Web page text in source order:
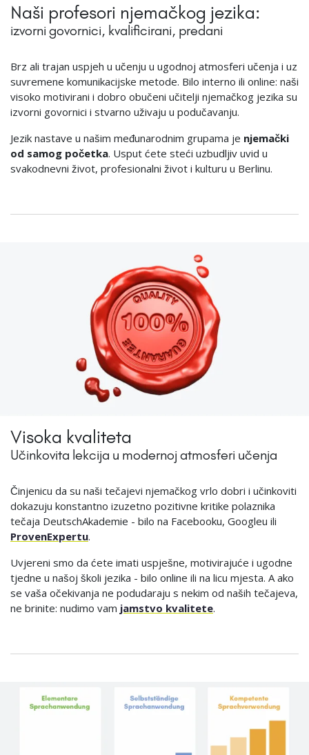
Naši profesori njemačkog jezika:
izvorni govornici, kvalificirani, predani
Brz ali trajan uspjeh u učenju u ugodnoj atmosferi učenja i uz
suvremene komunikacijske metode. Bilo interno ili online: naši
visoko motivirani i dobro obučeni učitelji njemačkog jezika su
izvorni govornici i stvarno uživaju u podučavanju.
Jezik nastave u našim međunarodnim grupama je njemački
od samog početka. Usput ćete steći uzbudljiv uvid u
svakodnevni život, profesionalni život i kulturu u Berlinu.
Visoka kvaliteta
Učinkovita lekcija u modernoj atmosferi učenja
Činjenicu da su naši tečajevi njemačkog vrlo dobri i učinkoviti
dokazuju konstantno izuzetno pozitivne kritike polaznika
tečaja DeutschAkademie - bilo na Facebooku, Googleu ili
ProvenExpertu.
Uvjereni smo da ćete imati uspješne, motivirajuće i ugodne
tjedne u našoj školi jezika - bilo online ili na licu mjesta. A ako
se vaša očekivanja ne podudaraju s nekim od naših tečajeva,
ne brinite: nudimo vam jamstvo kvalitete.